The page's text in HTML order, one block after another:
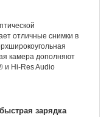
отличные снимки в
камера дополняют
и Hi-Res Audio
зарядка